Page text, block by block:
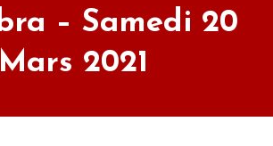
– Samedi 20
Mars 2021